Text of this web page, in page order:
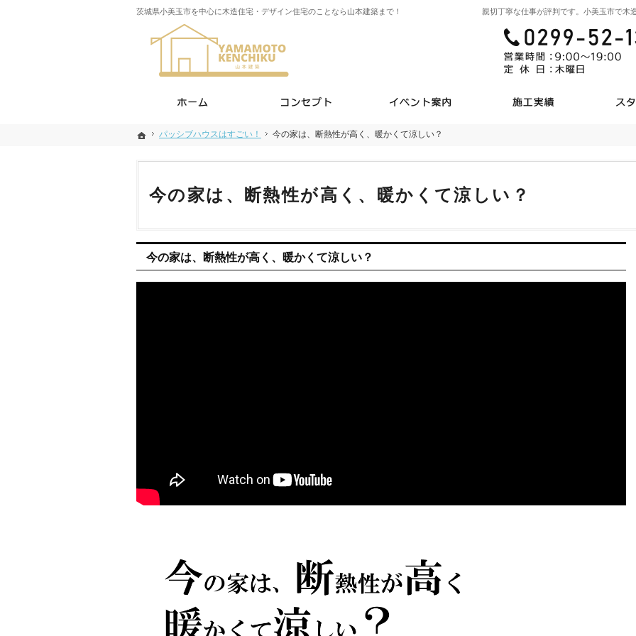
ホーム
パッシブハウスはすごい！ 今の家は、断熱性が高く、暖かくて涼しい？
今の家は、断熱性が高く、暖かくて涼しい？
親切丁寧な仕事が評判です。小美玉市で木
茨城県小美玉市を中心に木造住宅・デザイン住宅のことなら山本建築まで！
今の家は、断熱性が高く、暖かくて涼しい？
ホーム
パッシブハウスはすごい！ 今の家は、断熱性が高く、暖かくて涼しい？